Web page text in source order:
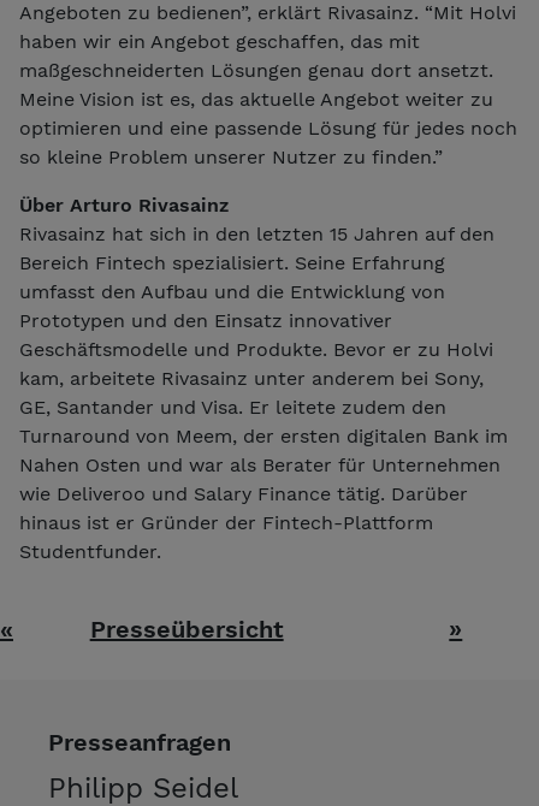
Angeboten zu bedienen”, erklärt Rivasainz. “Mit Holvi
haben wir ein Angebot geschaffen, das mit
maßgeschneiderten Lösungen genau dort ansetzt.
Meine Vision ist es, das aktuelle Angebot weiter zu
optimieren und eine passende Lösung für jedes noch
so kleine Problem unserer Nutzer zu finden.”
Über Arturo Rivasainz
Rivasainz hat sich in den letzten 15 Jahren auf den
Bereich Fintech spezialisiert. Seine Erfahrung
umfasst den Aufbau und die Entwicklung von
Prototypen und den Einsatz innovativer
Geschäftsmodelle und Produkte. Bevor er zu Holvi
kam, arbeitete Rivasainz unter anderem bei Sony,
GE, Santander und Visa. Er leitete zudem den
Turnaround von Meem, der ersten digitalen Bank im
Nahen Osten und war als Berater für Unternehmen
wie Deliveroo und Salary Finance tätig. Darüber
hinaus ist er Gründer der Fintech-Plattform
Studentfunder.
« Presseübersicht »
Presseanfragen
Philipp Seidel